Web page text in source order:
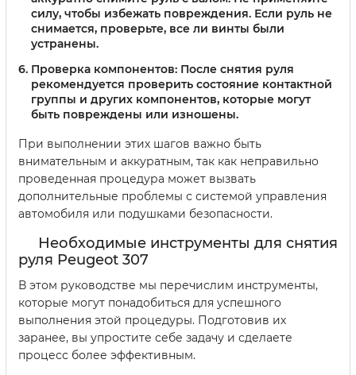
силу, чтобы избежать повреждения. Если руль не
снимается, проверьте, все ли винты были
устранены.
Проверка компонентов: После снятия руля
рекомендуется проверить состояние контактной
группы и других компонентов, которые могут
быть повреждены или изношены.
При выполнении этих шагов важно быть
внимательным и аккуратным, так как неправильно
проведенная процедура может вызвать
дополнительные проблемы с системой управления
автомобиля или подушками безопасности.
Необходимые инструменты для снятия
руля Peugeot 307
В этом руководстве мы перечислим инструменты,
которые могут понадобиться для успешного
выполнения этой процедуры. Подготовив их
заранее, вы упростите себе задачу и сделаете
процесс более эффективным.